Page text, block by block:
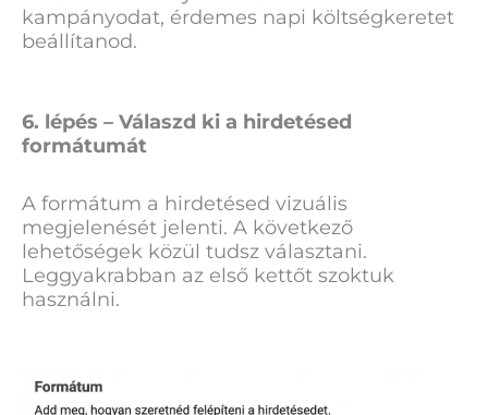
kampányodat, érdemes napi költségkeretet
beállítanod.
6. lépés – Válaszd ki a hirdetésed
formátumát
A formátum a hirdetésed vizuális
megjelenését jelenti. A következő
lehetőségek közül tudsz választani.
Leggyakrabban az első kettőt szoktuk
használni.